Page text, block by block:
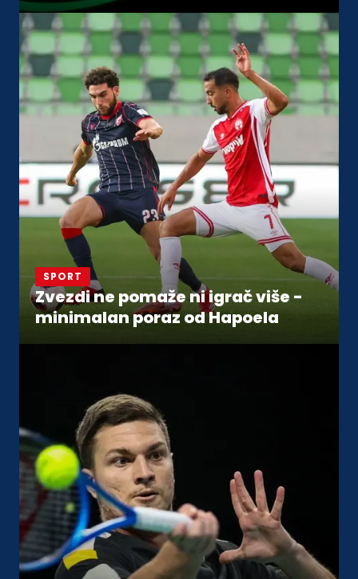
SPORT
Zvezdi ne pomaže ni igrač više -
minimalan poraz od Hapoela